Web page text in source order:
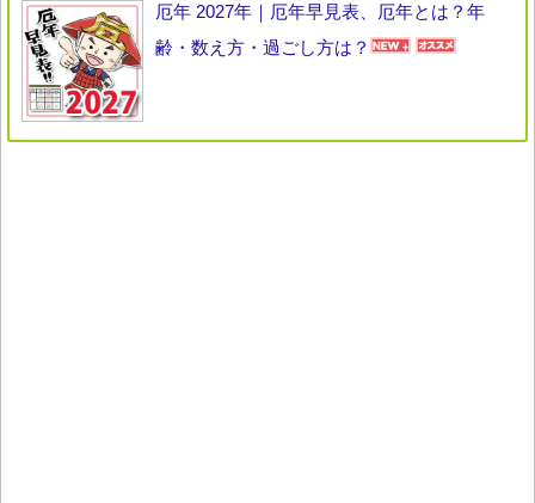
厄年 2027年｜厄年早見表、厄年とは？年
齢・数え方・過ごし方は？